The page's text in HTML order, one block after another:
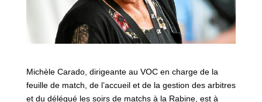
Michèle Carado, dirigeante au VOC en charge de la
feuille de match, de l’accueil et de la gestion des arbitres
et du délégué les soirs de matchs à la Rabine, est à